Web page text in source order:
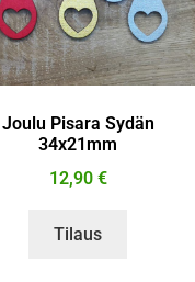
Joulu Pisara Sydän
34x21mm
12,90 €
Tilaus